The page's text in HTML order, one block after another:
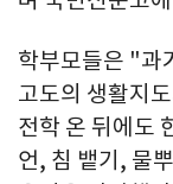
학부모들은 "과
고도의 생활지
전학 온 뒤에도
언, 침 뱉기, 물